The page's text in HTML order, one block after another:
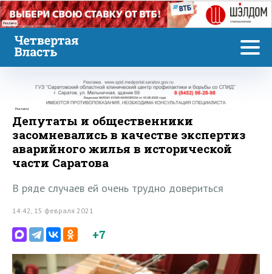
Реклама
Реклама
Депутаты и общественники
засомневались в качестве экспертиз
аварийного жилья в исторической
части Саратова
В ряде случаев ей очень трудно довериться
14:42, 15 февраля 2021
+7